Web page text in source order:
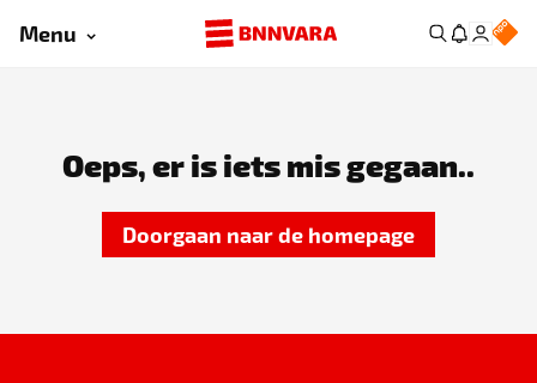
Menu
Oeps, er is iets mis gegaan..
Doorgaan naar de homepage